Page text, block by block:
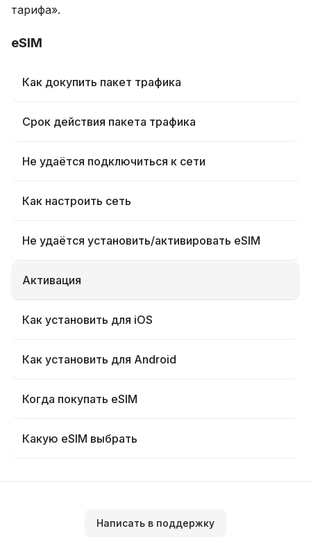
тарифа».
eSIM
Как докупить пакет трафика
Срок действия пакета трафика
Не удаётся подключиться к сети
Как настроить сеть
Не удаётся установить/активировать eSIM
Активация
Как установить для iOS
Как установить для Android
Когда покупать eSIM
Какую eSIM выбрать
Написать в поддержку